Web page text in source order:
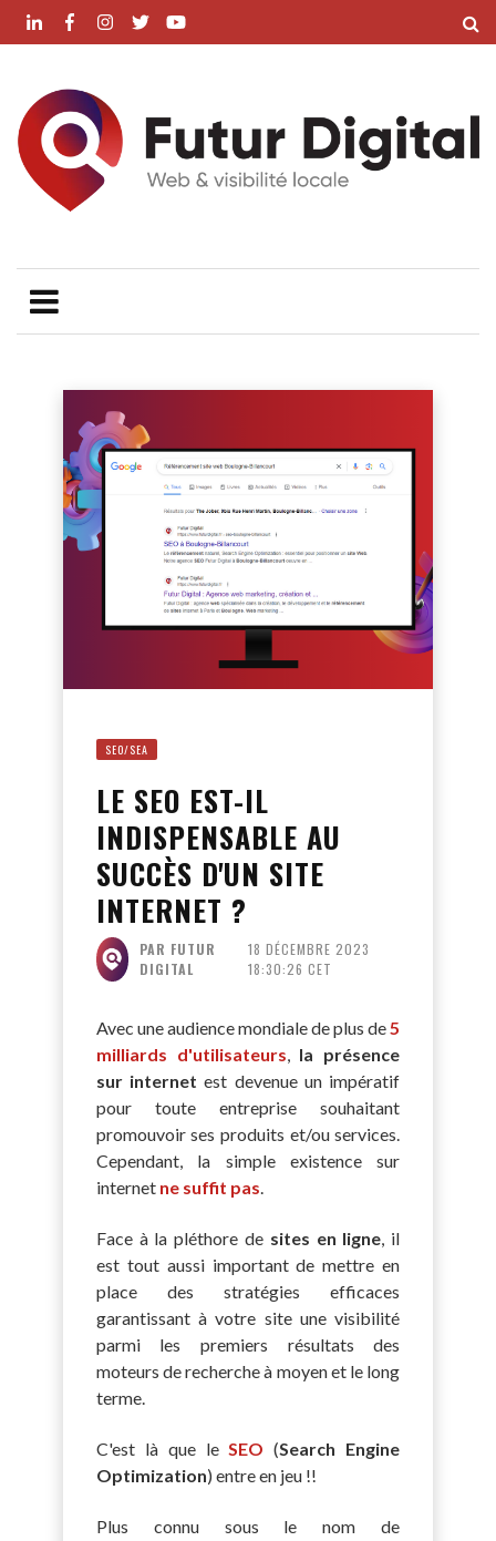
SEO/SEA
LE SEO EST-IL
INDISPENSABLE AU
SUCCÈS D'UN SITE
INTERNET ?
PAR FUTUR
DIGITAL
18 DÉCEMBRE 2023
18:30:26 CET
Avec une audience mondiale de plus de5
milliards d'utilisateurs, la présence
sur internet est devenue un impératif
pour toute entreprise souhaitant
promouvoir ses produits et/ou services.
Cependant, la simple existence sur
internet ne suffit pas.
Face à la pléthore de sites en ligne, il
est tout aussi important de mettre en
place des stratégies efficaces
garantissant à votre site une visibilité
parmi les premiers résultats des
moteurs de recherche à moyen et le long
terme.
C'est là que leSEO (Search Engine
Optimization) entre en jeu !!
Plus connu sous le nom de